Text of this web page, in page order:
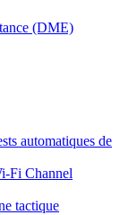
(DME)
automatiques de
Fi Channel
tactique